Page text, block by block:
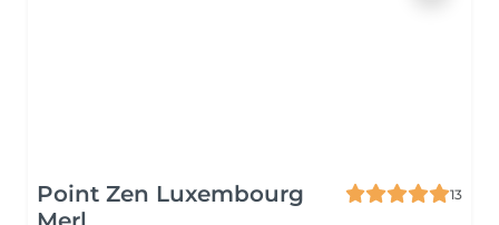
Point Zen Luxembourg
13